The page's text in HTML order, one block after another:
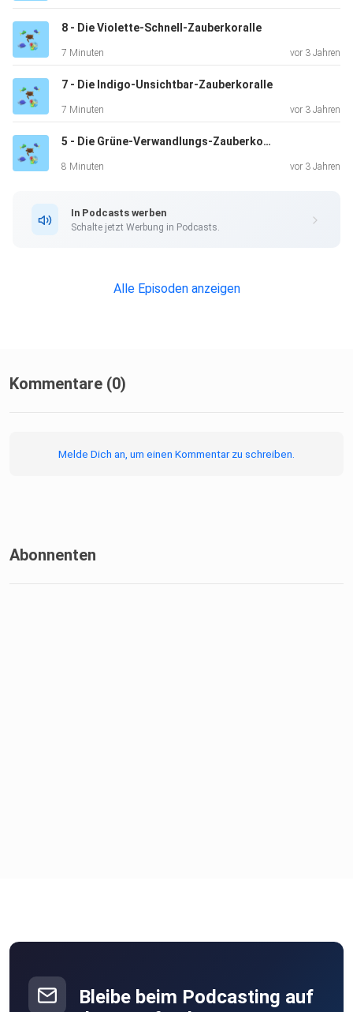
8 - Die Violette-Schnell-Zauberkoralle
7 Minuten vor 3 Jahren
7 - Die Indigo-Unsichtbar-Zauberkoralle
7 Minuten vor 3 Jahren
5 - Die Grüne-Verwandlungs-Zauberkoralle
8 Minuten vor 3 Jahren
In Podcasts werben
Schalte jetzt Werbung in Podcasts.
Alle Episoden anzeigen
Kommentare (0)
Melde Dich an, um einen Kommentar zu schreiben.
Abonnenten
Bleibe beim Podcasting auf